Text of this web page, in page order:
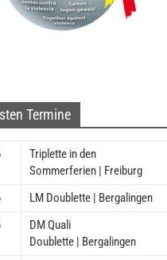
Termine
Triplette in den
Sommerferien | Freiburg
LM Doublette | Bergalingen
DM Quali
Doublette | Bergalingen